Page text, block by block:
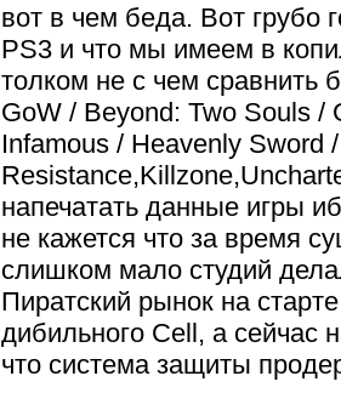
вот в чем беда. Вот грубо
PS3 и что мы имеем в
толком не с чем сравнить
GoW / Beyond: Two Souls /
Infamous / Heavenly Sword
напечатать данные игры
не кажется что за время
слишком мало студий
Пиратский рынок на
дибильного Cell, а сейчас
что система защиты